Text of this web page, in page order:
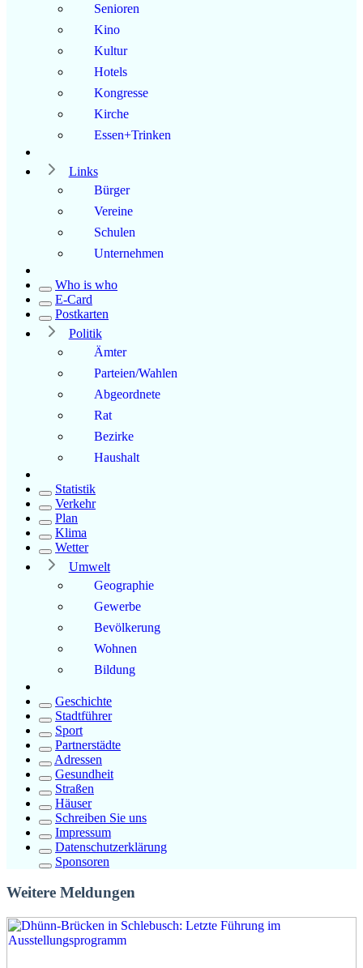
Senioren
Kino
Kultur
Hotels
Kongresse
Kirche
Essen+Trinken
Links
Bürger
Vereine
Schulen
Unternehmen
Who is who
E-Card
Postkarten
Politik
Ämter
Parteien/Wahlen
Abgeordnete
Rat
Bezirke
Haushalt
Statistik
Verkehr
Plan
Klima
Wetter
Umwelt
Geographie
Gewerbe
Bevölkerung
Wohnen
Bildung
Geschichte
Stadtführer
Sport
Partnerstädte
Adressen
Gesundheit
Straßen
Häuser
Schreiben Sie uns
Impressum
Datenschutzerklärung
Sponsoren
Weitere Meldungen